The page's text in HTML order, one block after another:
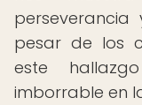
pesar de los
este
imborrable en